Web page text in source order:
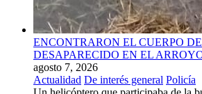
ENCONTRARON EL CUERPO
DESAPARECIDO EN EL
agosto 7, 2026
Actualidad De interés general Policía